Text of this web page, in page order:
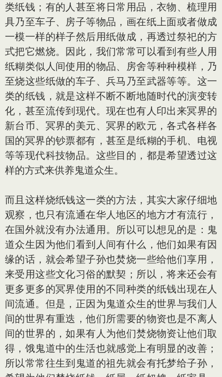
类纸钱；有的人甚至将日常用品，衣物、梳理用
具乃至车子、房子等物品，画在纸上面或者做成
一模一样的样子然后用纸做成，再透过祭祀的方
式把它燃烧。因此，我们常常可以看到有些人用
纸糊类似人间使用的物品、房舍等种种模样，乃
至烧这些纸做的车子、兵马乃至武器等等。这一
类的纸钱，就是这样不断不断地随时代的演变转
化，甚至流传到现代。现在也有人印出来冥界的
新台币、冥界的美元、冥界的欧元，各式各样各
国的冥界的钞票都有，甚至是纸糊的手机、电视
等等现代科技物品。这些目的，都是希望透过这
样的方式来供养鬼道众生。
而且这样烧纸钱这一类的方法，其实大家仔细地
观察，也只有流通在华人地区的地方才有流行，
在国外就没有办法通用。所以可以想见的是：鬼
道众生因为他们看到人间有什么，他们如果有因
缘的话，就会希望子孙也焚烧一些给他们享用，
来受用这些文化习俗的默契；所以，将来还会有
更多更多的冥界使用的不同种类的纸钱出现在人
间流通。但是，正因为鬼道众生的世界与我们人
间的世界有重迭，他们所需要的物资也是不离人
间的世界的，如果有人为他们焚烧物资让他们取
得，饿鬼道中的生活也就感觉上有明显的改善；
所以常常往生到鬼道的祖先就会有托梦给子孙，